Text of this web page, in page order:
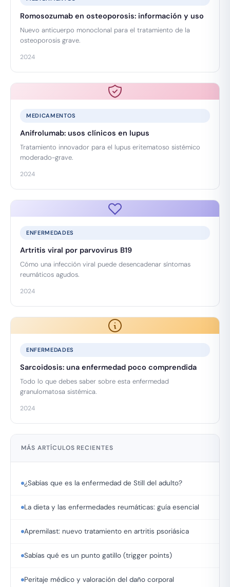
Romosozumab en osteoporosis: información y uso
Nuevo anticuerpo monoclonal para el tratamiento de la
osteoporosis grave.
2024
MEDICAMENTOS
Anifrolumab: usos clínicos en lupus
Tratamiento innovador para el lupus eritematoso sistémico
moderado-grave.
2024
ENFERMEDADES
Artritis viral por parvovirus B19
Cómo una infección viral puede desencadenar síntomas
reumáticos agudos.
2024
ENFERMEDADES
Sarcoidosis: una enfermedad poco comprendida
Todo lo que debes saber sobre esta enfermedad
granulomatosa sistémica.
2024
MÁS ARTÍCULOS RECIENTES
¿Sabías que es la enfermedad de Still del adulto?
La dieta y las enfermedades reumáticas: guía esencial
Apremilast: nuevo tratamiento en artritis psoriásica
Sabías qué es un punto gatillo (trigger points)
Peritaje médico y valoración del daño corporal